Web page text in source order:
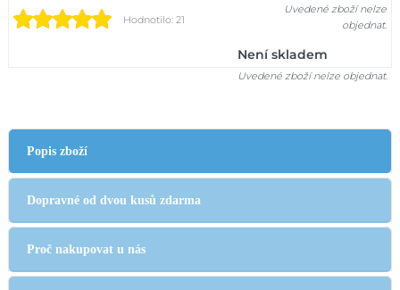
Hodnotilo: 21
Uvedené zboží nelze
objednat.
Není skladem
Uvedené zboží nelze objednat.
Popis zboží
Dopravné od dvou kusů zdarma
Proč nakupovat u nás